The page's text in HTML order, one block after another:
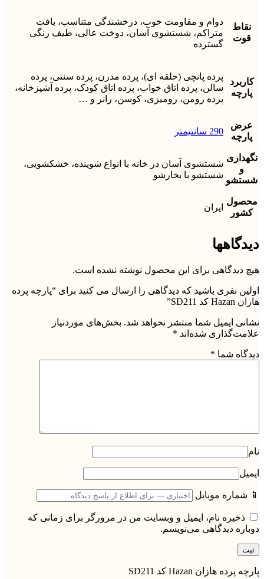
نقاط
قوت
دوام و مقاومت خوب، درخشندگی متناسب، بافت
متراکم، شستشوی آسان، دوخت عالی، طیف رنگی
گسترده
کاربرد
پارچه
پرده پانچی (حلقه ای)، پرده مدرن، پرده سنتی، پرده
سالن، پرده اتاق خواب، پرده اتاق کودک، پرده آشپزخانه،
پرده رومن، رومیزی، کوسن، رانر و …
عرض
پارچه
290 سانتیمتر
نگهداری
و
شستشو
شستشوی آسان در خانه با انواع شوینده، خشکشویی،
شستشو با بخارشو
محصول
کشور
ایران
دیدگاهها
هیچ دیدگاهی برای این محصول نوشته نشده است.
اولین نفری باشید که دیدگاهی را ارسال می کنید برای “پارچه پرده
هازان Hazan کد SD211”
نشانی ایمیل شما منتشر نخواهد شد. بخش‌های موردنیاز
علامت‌گذاری شده‌اند *
دیدگاه شما *
نام
ایمیل
📱 شماره موبایل
ذخیره نام، ایمیل و وبسایت من در مرورگر برای زمانی که
دوباره دیدگاهی می‌نویسم.
پارچه پرده هازان Hazan کد SD211